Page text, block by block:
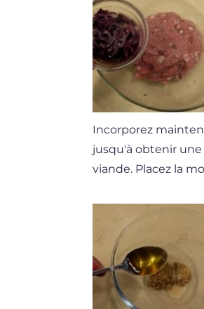
Incorporez
jusqu'à obtenir
viande. Placez la